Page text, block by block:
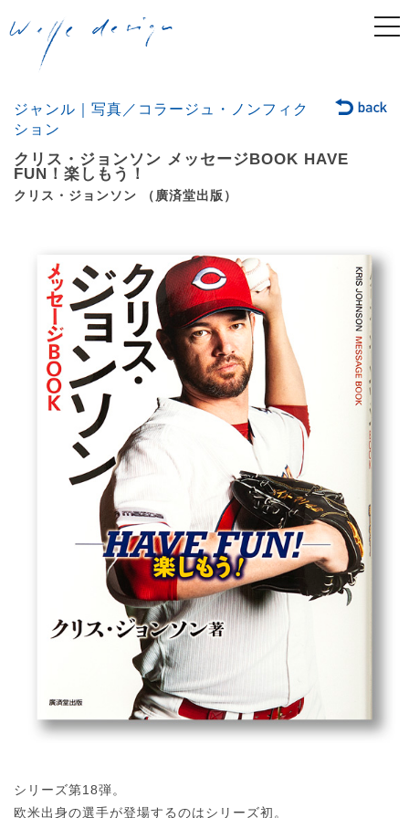
ジャンル｜写真／コラージュ・ノンフィク
ション
クリス・ジョンソン メッセージBOOK HAVE
FUN！楽しもう！
クリス・ジョンソン （廣済堂出版）
シリーズ第18弾。
欧米出身の選手が登場するのはシリーズ初。